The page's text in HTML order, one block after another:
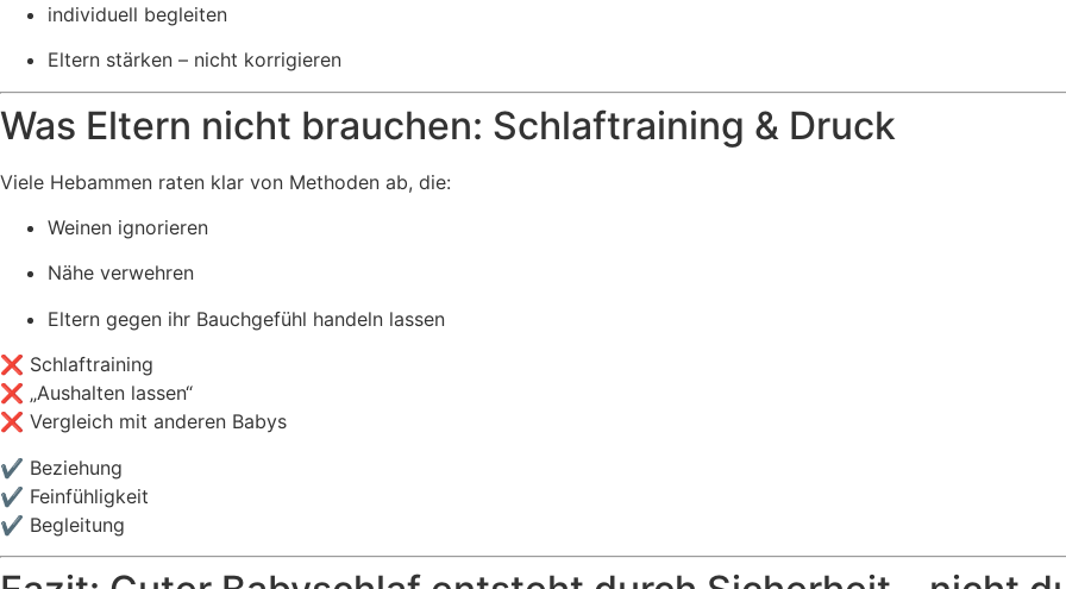
individuell begleiten
Eltern stärken – nicht korrigieren
Was Eltern nicht brauchen: Schlaftraining & Druck
Viele Hebammen raten klar von Methoden ab, die:
Weinen ignorieren
Nähe verwehren
Eltern gegen ihr Bauchgefühl handeln lassen
❌ Schlaftraining
❌ „Aushalten lassen“
❌ Vergleich mit anderen Babys
✔️ Beziehung
✔️ Feinfühligkeit
✔️ Begleitung